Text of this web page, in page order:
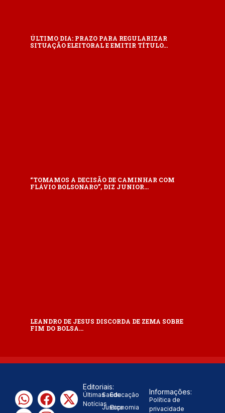
ÚLTIMO DIA: PRAZO PARA REGULARIZAR
SITUAÇÃO ELEITORAL E EMITIR TÍTULO…
“TOMAMOS A DECISÃO DE CAMINHAR COM
FLÁVIO BOLSONARO”, DIZ JUNIOR…
LEANDRO DE JESUS DISCORDA DE ZEMA SOBRE
FIM DO BOLSA…
Editoriais:
Últimas
Notícias
Saúde
Justiça
Educação
Economia
Informações:
Política de
privacidade